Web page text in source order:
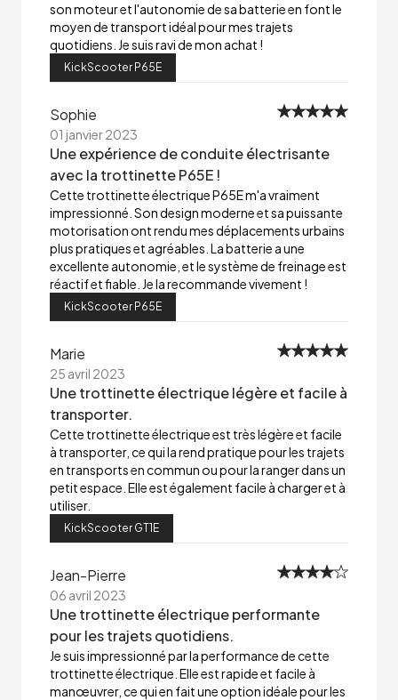
son moteur et l'autonomie de sa batterie en font le
moyen de transport idéal pour mes trajets
quotidiens. Je suis ravi de mon achat !
KickScooter P65E
Sophie
01 janvier 2023
Une expérience de conduite électrisante
avec la trottinette P65E !
Cette trottinette électrique P65E m'a vraiment
impressionné. Son design moderne et sa puissante
motorisation ont rendu mes déplacements urbains
plus pratiques et agréables. La batterie a une
excellente autonomie, et le système de freinage est
réactif et fiable. Je la recommande vivement !
KickScooter P65E
Marie
25 avril 2023
Une trottinette électrique légère et facile à
transporter.
Cette trottinette électrique est très légère et facile
à transporter, ce qui la rend pratique pour les trajets
en transports en commun ou pour la ranger dans un
petit espace. Elle est également facile à charger et à
utiliser.
KickScooter GT1E
Jean-Pierre
06 avril 2023
Une trottinette électrique performante
pour les trajets quotidiens.
Je suis impressionné par la performance de cette
trottinette électrique. Elle est rapide et facile à
manœuvrer, ce qui en fait une option idéale pour les